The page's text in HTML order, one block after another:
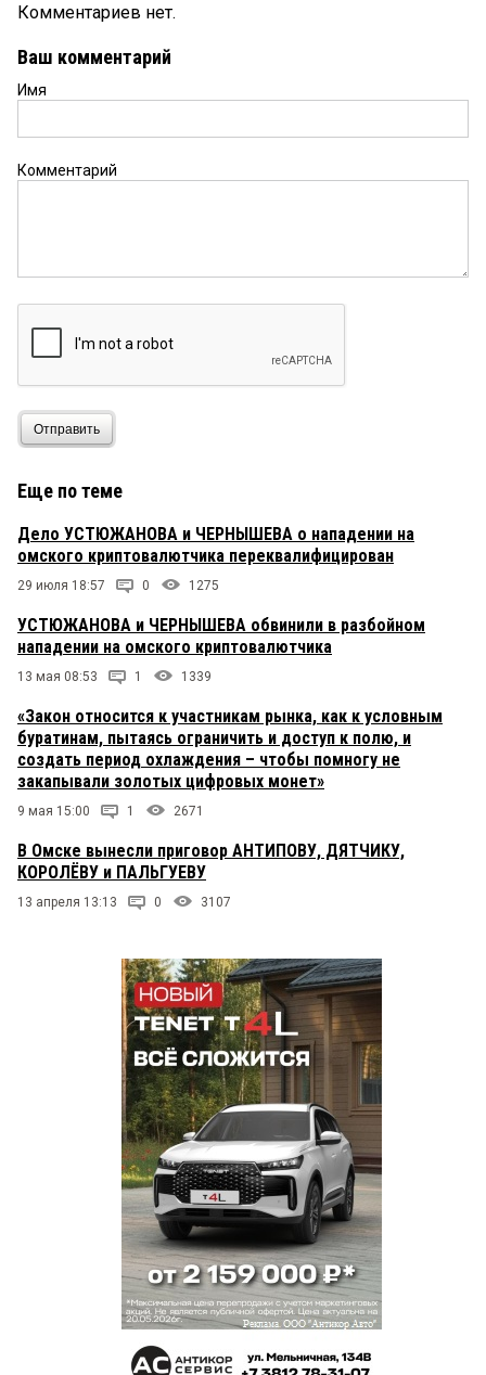
Комментариев нет.
Ваш комментарий
Имя
Комментарий
Отправить
Еще по теме
Дело УСТЮЖАНОВА и ЧЕРНЫШЕВА о нападении на
омского криптовалютчика переквалифицирован
29 июля 18:57 0 1275
УСТЮЖАНОВА и ЧЕРНЫШЕВА обвинили в разбойном
нападении на омского криптовалютчика
13 мая 08:53 1 1339
«Закон относится к участникам рынка, как к условным
буратинам, пытаясь ограничить и доступ к полю, и
создать период охлаждения – чтобы помногу не
закапывали золотых цифровых монет»
9 мая 15:00 1 2671
В Омске вынесли приговор АНТИПОВУ, ДЯТЧИКУ,
КОРОЛЁВУ и ПАЛЬГУЕВУ
13 апреля 13:13 0 3107